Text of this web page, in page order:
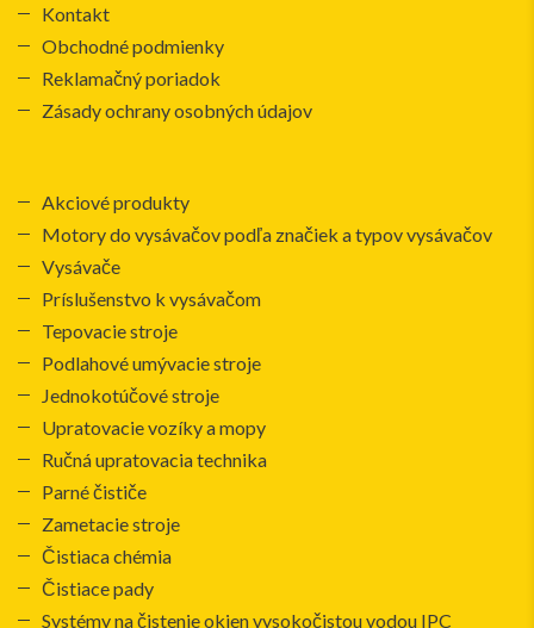
Kontakt
Obchodné podmienky
Reklamačný poriadok
Zásady ochrany osobných údajov
Akciové produkty
Motory do vysávačov podľa značiek a typov vysávačov
Vysávače
Príslušenstvo k vysávačom
Tepovacie stroje
Podlahové umývacie stroje
Jednokotúčové stroje
Upratovacie vozíky a mopy
Ručná upratovacia technika
Parné čističe
Zametacie stroje
Čistiaca chémia
Čistiace pady
Systémy na čistenie okien vysokočistou vodou IPC